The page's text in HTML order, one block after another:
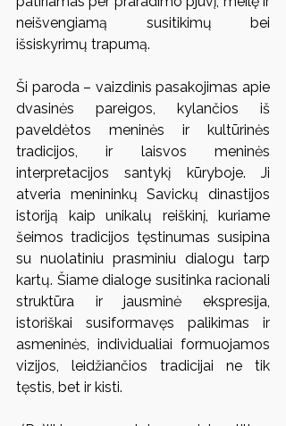
neišvengiamą susitikimų bei
išsiskyrimų trapumą.
Ši paroda – vaizdinis pasakojimas apie
dvasinės pareigos, kylančios iš
paveldėtos meninės ir kultūrinės
tradicijos, ir laisvos meninės
interpretacijos santykį kūryboje. Ji
atveria menininkų Savickų dinastijos
istoriją kaip unikalų reiškinį, kuriame
šeimos tradicijos tęstinumas susipina
su nuolatiniu prasminiu dialogu tarp
kartų. Šiame dialoge susitinka racionali
struktūra ir jausminė ekspresija,
istoriškai susiformavęs palikimas ir
asmeninės, individualiai formuojamos
vizijos, leidžiančios tradicijai ne tik
tęstis, bet ir kisti.